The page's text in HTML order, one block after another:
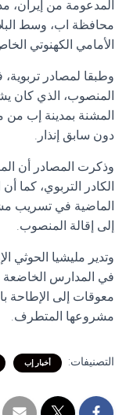
المدعومة من إيران،
محافظة اب، وسط
الأمامي الكهنوتي
وطبقا لمصادر تربوية،
المنصوب، الذي كان
المشنة بمدينة إب من
دون سابق إنذار.
وذكرت المصادر أن
الكادر التربوي، كما
الماضية في تسريب
إلى إقالة المنصوب.
وتدير مليشيا الحوثي
في المدارس الخاضعة
معوقات إلى الإطاحة
مشروعها المتطرف.
التصنيفات: أخبار إب